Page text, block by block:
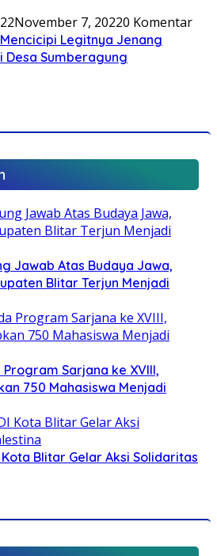
November 7, 20220 Komentar
Mencicipi Legitnya Jenang
Desa Sumberagung
Jawab Atas Budaya Jawa,
Blitar Terjun Menjadi
Sarjana ke XVIII,
750 Mahasiswa Menjadi
Blitar Gelar Aksi Solidaritas